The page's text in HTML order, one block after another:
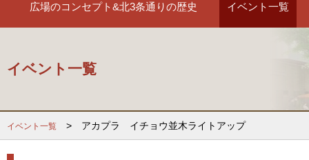
広場のコンセプト&北3条通りの歴史 イベント一覧
イベント一覧
イベント一覧 > アカプラ イチョウ並木ライトアップ